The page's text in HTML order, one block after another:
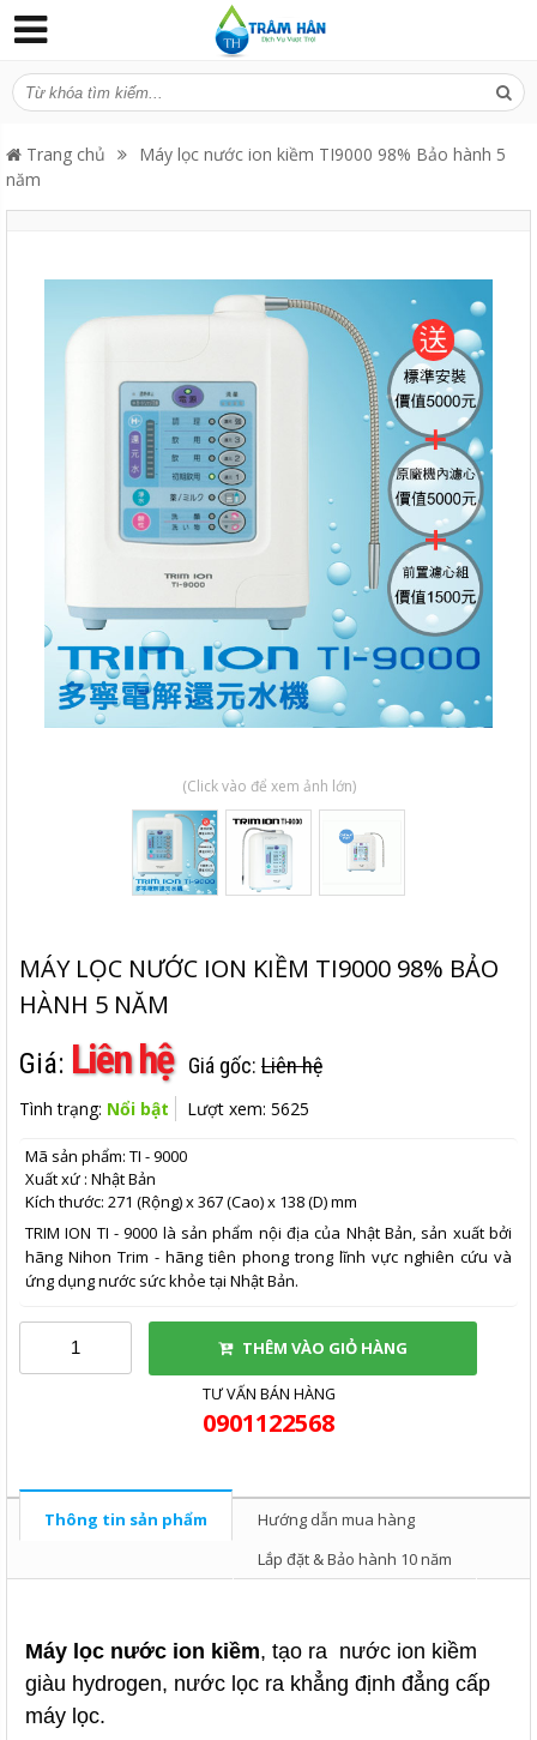
Trang chủ
Máy lọc nước ion kiềm TI9000 98% Bảo hành 5
năm
(Click vào để xem ảnh lớn)
MÁY LỌC NƯỚC ION KIỀM TI9000 98% BẢO
HÀNH 5 NĂM
Giá: Liên hệ Giá gốc: Liên hệ
Tình trạng: Nổi bật Lượt xem: 5625
Mã sản phẩm: TI - 9000
Xuất xứ : Nhật Bản
Kích thước: 271 (Rộng) x 367 (Cao) x 138 (D) mm
TRIM ION TI - 9000 là sản phẩm nội địa của Nhật Bản, sản xuất bởi
hãng Nihon Trim - hãng tiên phong trong lĩnh vực nghiên cứu và
ứng dụng nước sức khỏe tại Nhật Bản.
THÊM VÀO GIỎ HÀNG
TƯ VẤN BÁN HÀNG
0901122568
Thông tin sản phẩm
Hướng dẫn mua hàng
Lắp đặt & Bảo hành 10 năm
Máy lọc nước ion kiềm, tạo ra nước ion kiềm
giàu hydrogen, nước lọc ra khẳng định đẳng cấp
máy lọc.